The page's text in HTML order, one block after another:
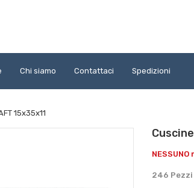
Chi siamo Contattaci Spedizioni
15x35x11
246